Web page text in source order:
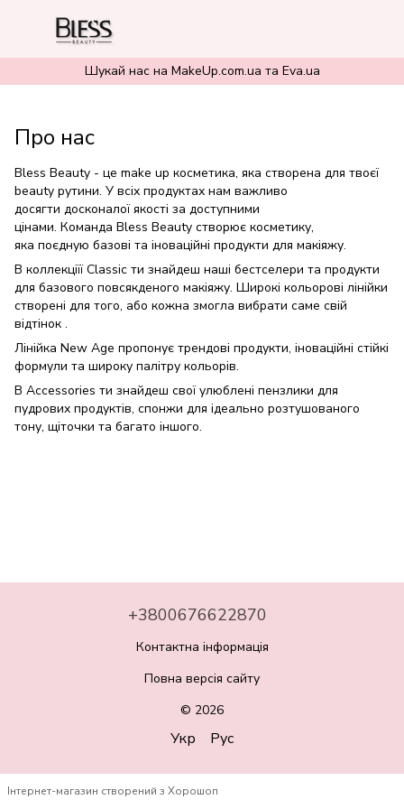
Шукай нас на MakeUp.com.ua та Eva.ua
Про нас
Bless Beauty - це make up косметика, яка створена для твоєї
beauty рутини. У всіх продуктах нам важливо
досягти досконалої якості за доступними
цінами. Команда Bless Beauty створює косметику,
яка поєдную базові та іноваційні продукти для макіяжу.
В коллекціїї Classic ти знайдеш наші бестселери та продукти
для базового повсякденого макіяжу. Широкі кольорові лінійки
створені для того, або кожна змогла вибрати саме свій
відтінок .
Лінійка New Age пропонує трендові продукти, іноваційні стійкі
формули та широку палітру кольорів.
В Accessories ти знайдеш свої улюблені пензлики для
пудрових продуктів, спонжи для ідеально розтушованого
тону, щіточки та багато іншого.
+3800676622870
Контактна інформація
Повна версія сайту
© 2026
Укр Рус
Інтернет-магазин створений з Хорошоп